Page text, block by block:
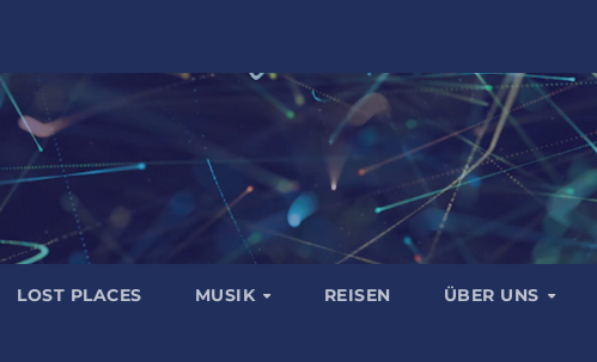
LOST PLACES MUSIK REISEN ÜBER UNS